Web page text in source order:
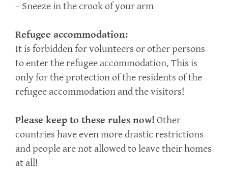
– Sneeze in the crook of your arm
Refugee accommodation:
It is forbidden for volunteers or other persons
to enter the refugee accommodation. This is
only for the protection of the residents of the
refugee accommodation and the visitors!
Please keep to these rules now! Other
countries have even more drastic restrictions
and people are not allowed to leave their homes
at all!